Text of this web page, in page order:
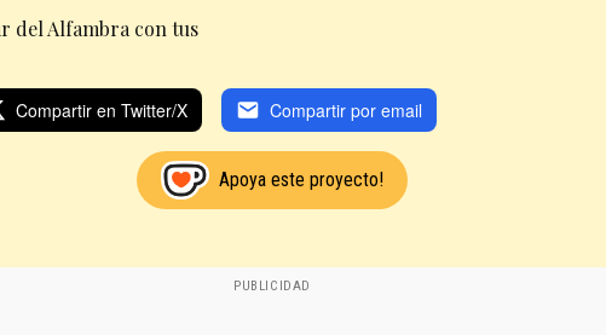
del Alfambra con tus
Compartir en Twitter/X Compartir por email
Apoya este proyecto!
PUBLICIDAD